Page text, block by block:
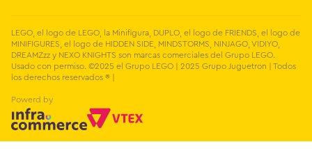
LEGO, el logo de LEGO, la Minifigura, DUPLO, el logo de FRIENDS, el logo de
MINIFIGURES, el logo de HIDDEN SIDE, MINDSTORMS, NINJAGO, VIDIYO,
DREAMZzz y NEXO KNIGHTS son marcas comerciales del Grupo LEGO.
Usado con permiso. ©2025 el Grupo LEGO | 2025 Grupo Juguetron | Todos
los derechos reservados ® |
Powerd by